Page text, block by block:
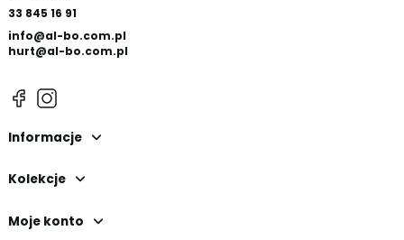
33 845 16 91
info@al-bo.com.pl
hurt@al-bo.com.pl
Informacje
Kolekcje
Moje konto